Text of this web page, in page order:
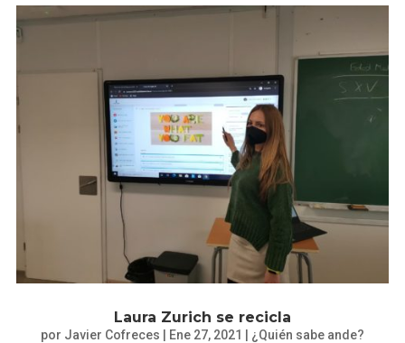
Laura Zurich se recicla
por Javier Cofreces Ene 27, 2021 ¿Quién sabe ande?